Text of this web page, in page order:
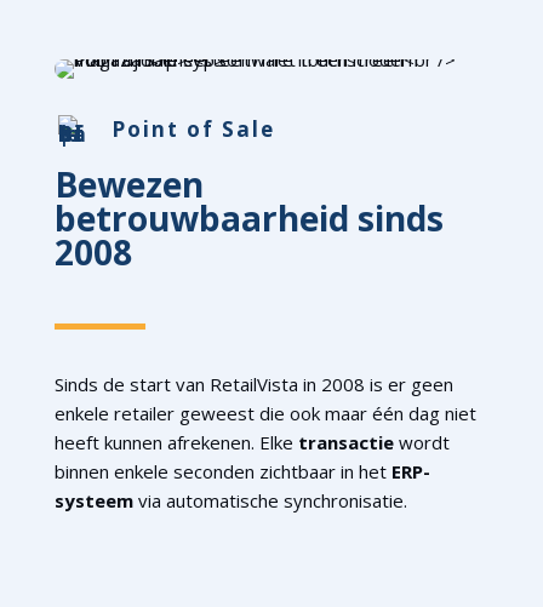
Point of Sale
Bewezen
betrouwbaarheid sinds
2008
Sinds de start van RetailVista in 2008 is er geen
enkele retailer geweest die ook maar één dag niet
heeft kunnen afrekenen. Elke transactiewordt
binnen enkele seconden zichtbaar in het ERP-
systeemvia automatische synchronisatie.